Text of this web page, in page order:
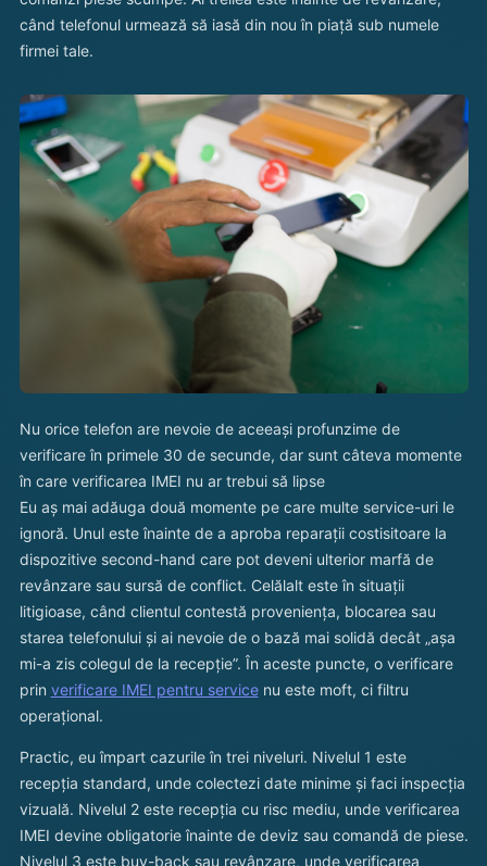
când telefonul urmează să iasă din nou în piață sub numele
firmei tale.
Nu orice telefon are nevoie de aceeași profunzime de
verificare în primele 30 de secunde, dar sunt câteva momente
în care verificarea IMEI nu ar trebui să lipse
Eu aș mai adăuga două momente pe care multe service-uri le
ignoră. Unul este înainte de a aproba reparații costisitoare la
dispozitive second-hand care pot deveni ulterior marfă de
revânzare sau sursă de conflict. Celălalt este în situații
litigioase, când clientul contestă proveniența, blocarea sau
starea telefonului și ai nevoie de o bază mai solidă decât „așa
mi-a zis colegul de la recepție”. În aceste puncte, o verificare
prin verificare IMEI pentru servicenu este moft, ci filtru
operațional.
Practic, eu împart cazurile în trei niveluri. Nivelul 1 este
recepția standard, unde colectezi date minime și faci inspecția
vizuală. Nivelul 2 este recepția cu risc mediu, unde verificarea
IMEI devine obligatorie înainte de deviz sau comandă de piese.
Nivelul 3 este buy-back sau revânzare, unde verificarea